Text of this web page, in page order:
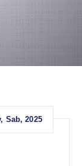
Sab, 2025